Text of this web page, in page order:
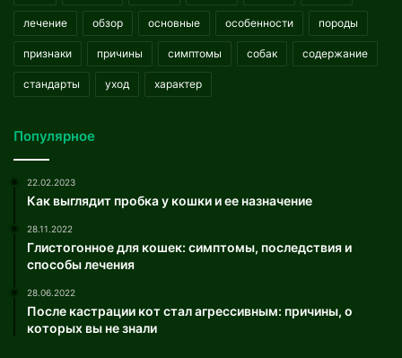
лечение обзор основные особенности породы
признаки причины симптомы собак содержание
стандарты уход характер
Популярное
22.02.2023
Как выглядит пробка у кошки и ее назначение
28.11.2022
Глистогонное для кошек: симптомы, последствия и
способы лечения
28.06.2022
После кастрации кот стал агрессивным: причины, о
которых вы не знали